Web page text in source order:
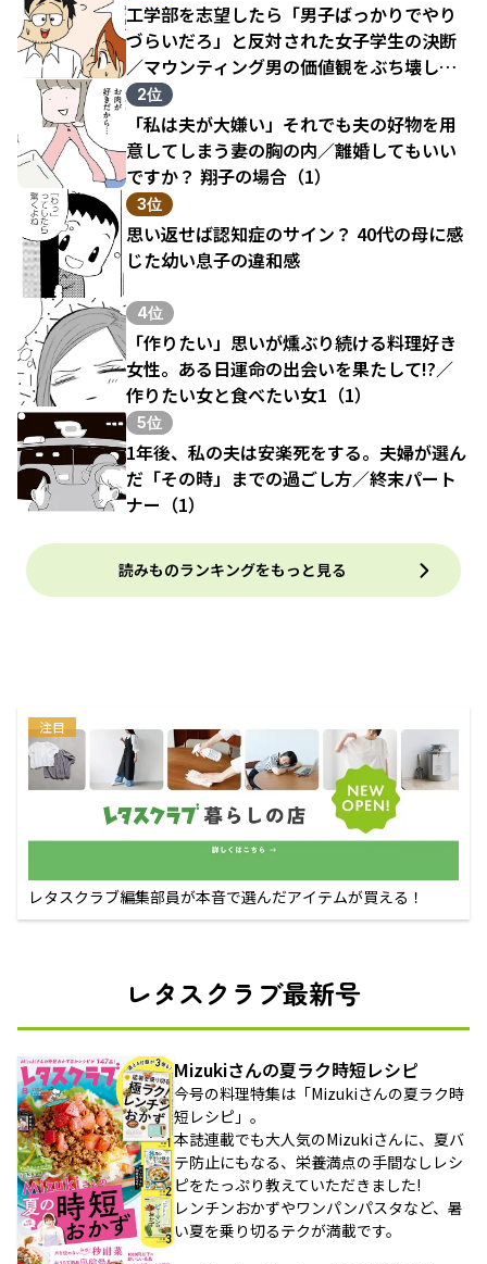
工学部を志望したら「男子ばっかりでやり
づらいだろ」と反対された女子学生の決断
／マウンティング男の価値観をぶち壊した
結果（1）
2位
「私は夫が大嫌い」それでも夫の好物を用
意してしまう妻の胸の内／離婚してもいい
ですか？ 翔子の場合（1）
3位
思い返せば認知症のサイン？ 40代の母に感
じた幼い息子の違和感
4位
「作りたい」思いが燻ぶり続ける料理好き
女性。ある日運命の出会いを果たして!?／
作りたい女と食べたい女1（1）
5位
1年後、私の夫は安楽死をする。夫婦が選ん
だ「その時」までの過ごし方／終末パート
ナー（1）
読みものランキングをもっと見る
注目
レタスクラブ編集部員が本音で選んだアイテムが買える！
レタスクラブ最新号
Mizukiさんの夏ラク時短レシピ
今号の料理特集は「Mizukiさんの夏ラク時
短レシピ」。
本誌連載でも大人気のMizukiさんに、夏バ
テ防止にもなる、栄養満点の手間なしレシ
ピをたっぷり教えていただきました!
レンチンおかずやワンパンパスタなど、暑
い夏を乗り切るテクが満載です。